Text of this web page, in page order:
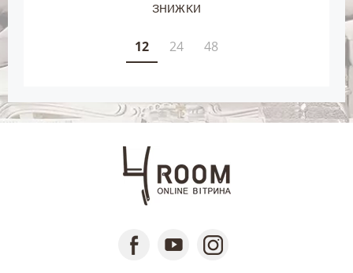
ЗНИЖКИ
12 24 48